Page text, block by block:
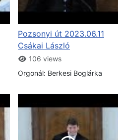
Pozsonyi út 2023.06.11
Csákai László
106 views
Orgonál: Berkesi Boglárka